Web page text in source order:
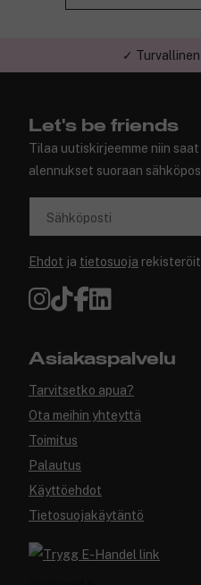
✓
Let's be friends
Tilaa uutiskirjeemme niin
alennukset suoraan
Sähköposti
Ehdot ja tietosuoja
Asiakaspalvelu
Tarvitsetko apua?
Ota meihin yhteyttä
Toimitus
Palautus
Käyttöehdot
Tietosuojakäytäntö